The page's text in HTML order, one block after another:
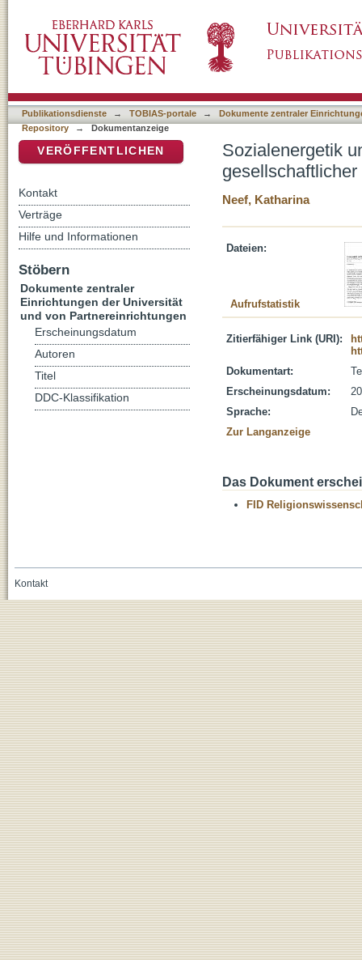
(Neu-)Ordnung um 1900
Publikationsdienste → TOBIAS-portale →
Dokumente zentraler
Repository
→ Dokumentanzeige
Sozialenergetik
Neef, Katharina
Dateien:
Aufrufstatistik
Zitierfähiger Link (URI):
Dokumentart:
Erscheinungsdatum:
Sprache:
Zur Langanzeige
Das Dokument
FID
VERÖFFENTLICHEN
Kontakt
Verträge
Hilfe und Informationen
Stöbern
Dokumente zentraler
Einrichtungen der Universität
und von Partnereinrichtungen
Erscheinungsdatum
Autoren
Titel
DDC-Klassifikation
Kontakt